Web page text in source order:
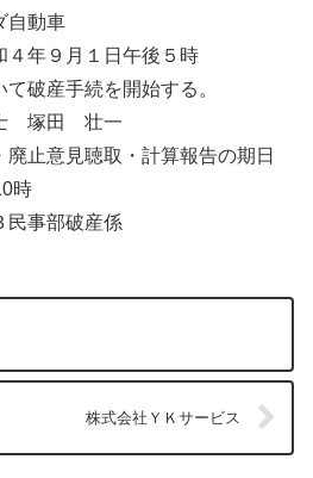
自動車
年９月１日午後５時
破産手続を開始する。
塚田 壮一
止意見聴取・計算報告の期日
時
民事部破産係
株式会社ＹＫサービス